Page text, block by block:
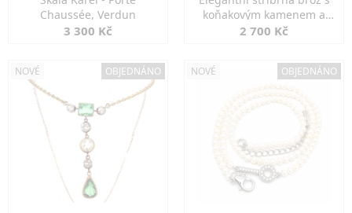
Chaussée, Verdun
3 300 Kč
koňakovým kamenem a
markazity
2 700 Kč
NOVÉ OBJEDNÁNO NOVÉ OBJEDNÁNO